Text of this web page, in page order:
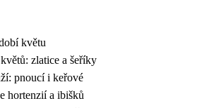
květu
zlatice a šeříky
pnoucí i keřové
hortenzií a ibišků